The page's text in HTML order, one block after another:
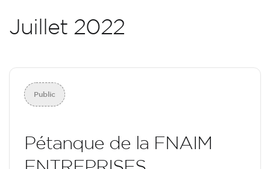
Juillet 2022
Public
Pétanque de la FNAIM